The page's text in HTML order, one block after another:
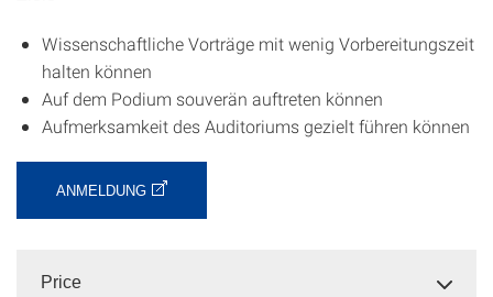
Wissenschaftliche Vorträge mit wenig Vorbereitungszeit
halten können
Auf dem Podium souverän auftreten können
Aufmerksamkeit des Auditoriums gezielt führen können
ANMELDUNG
Price